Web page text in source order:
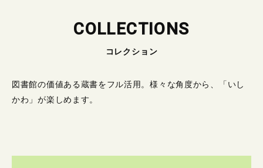
COLLECTIONS
コレクション
図書館の価値ある蔵書をフル活用。様々な角度から、「いし
かわ」が楽しめます。